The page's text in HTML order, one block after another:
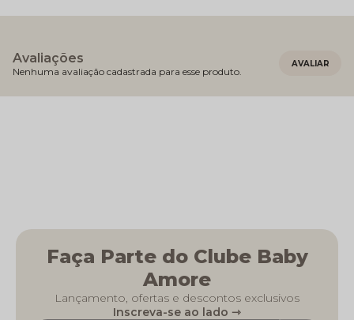
Avaliações
Nenhuma avaliação cadastrada para esse produto.
Faça Parte do Clube Baby
Amore
Lançamento, ofertas e descontos exclusivos
Inscreva-se ao lado ⇾